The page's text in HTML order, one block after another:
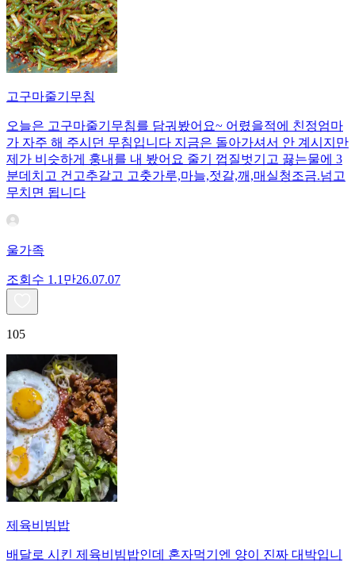
고구마줄기무침
오늘은 고구마줄기무침를 담궈봤어요~ 어렸을적에 친정엄마
가 자주 해 주시던 무침입니다 지금은 돌아가셔서 안 계시지만
제가 비슷하게 훙내를 내 봤어요 줄기 껍질벗기고 끓는물에 3
분데치고 건고추갈고 고춧가루,마늘,젓갈,깨,매실청조금.넘고
무치면 됩니다
울가족
조회수 1.1만26.07.07
105
제육비빔밥
배달로 시킨 제육비빔밥인데 혼자먹기엔 양이 진짜 대박입니